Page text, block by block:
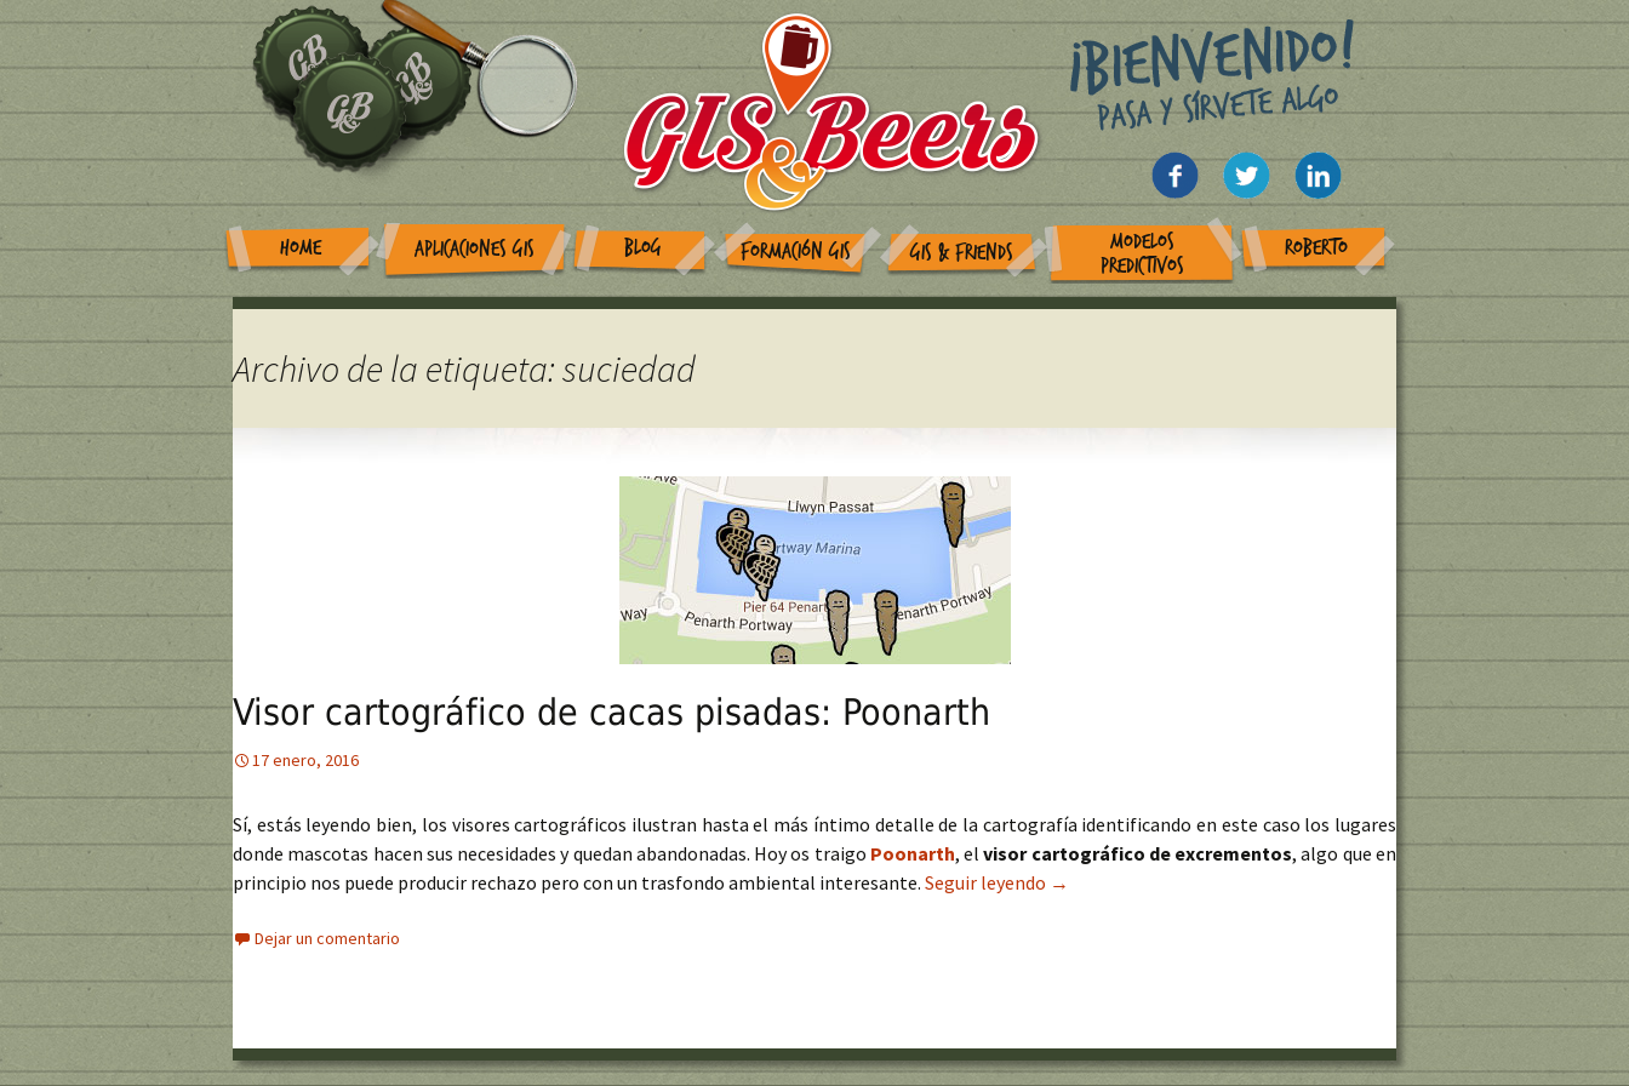
HOME APLICACIONES GIS BLOG FORMACIÓN GIS GIS & FRIENDS
MODELOS
PREDICTIVOS
ROBERTO
Archivo de la etiqueta: suciedad
Visor cartográfico de cacas pisadas: Poonarth
17 enero, 2016
Sí, estás leyendo bien, los visores cartográficos ilustran hasta el más íntimo detalle de la cartografía identificando en este caso los lugares
donde mascotas hacen sus necesidades y quedan abandonadas. Hoy os traigo Poonarth, elvisor cartográfico de excrementos, algo que en
principio nos puede producir rechazo pero con un trasfondo ambiental interesante. Seguir leyendo Visor cartográfico de cacas pisadas: Poonarth
→
Dejar un comentario